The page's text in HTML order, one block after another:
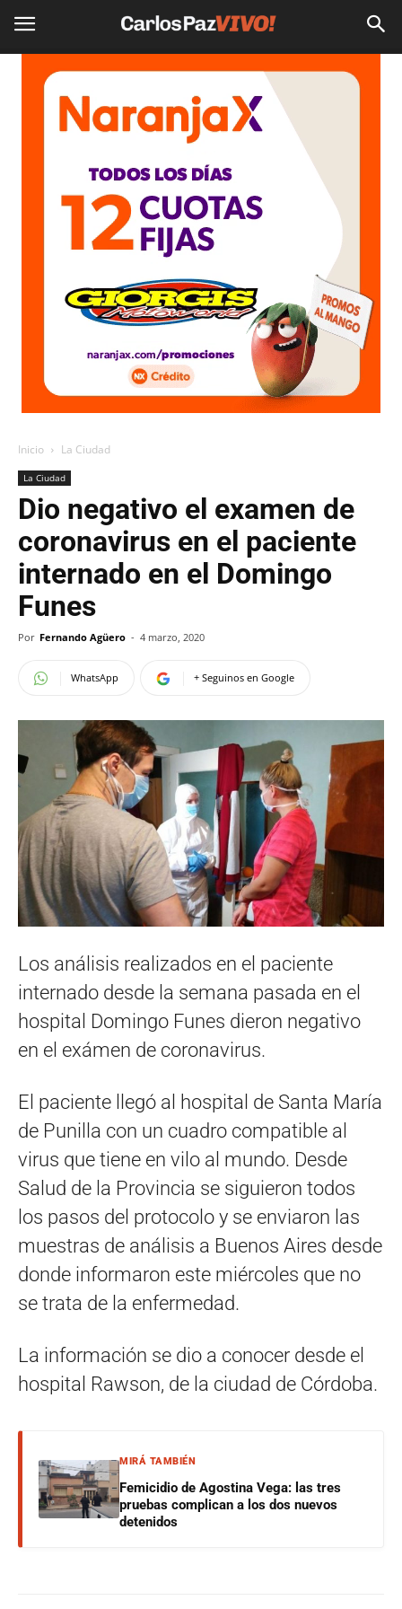
Inicio La Ciudad
La Ciudad
Dio negativo el examen de
coronavirus en el paciente
internado en el Domingo
Funes
Por Fernando Agüero - 4 marzo, 2020
WhatsApp + Seguinos en Google
Los análisis realizados en el paciente
internado desde la semana pasada en el
hospital Domingo Funes dieron negativo
en el exámen de coronavirus.
El paciente llegó al hospital de Santa María
de Punilla con un cuadro compatible al
virus que tiene en vilo al mundo. Desde
Salud de la Provincia se siguieron todos
los pasos del protocolo y se enviaron las
muestras de análisis a Buenos Aires desde
donde informaron este miércoles que no
se trata de la enfermedad.
La información se dio a conocer desde el
hospital Rawson, de la ciudad de Córdoba.
MIRÁ TAMBIÉN
Femicidio de Agostina Vega: las tres
pruebas complican a los dos nuevos
detenidos